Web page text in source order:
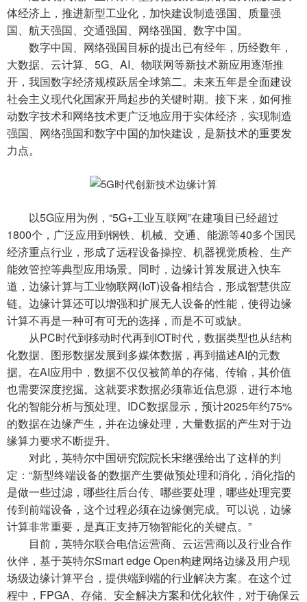
体经济上，推进新型工业化，加快建设制造强国、质量强
国、航天强国、交通强国、网络强国、数字中国。
数字中国、网络强国目标的提出已有经年，历经数年，
大数据、云计算、5G、AI、物联网等新技术新应用逐渐推
开，我国数字经济规模跃居全球第二。未来五年是全面建设
社会主义现代化国家开局起步的关键时期。接下来，如何推
动数字技术和网络技术更广泛地应用于实体经济，实现制造
强国、网络强国和数字中国的加快建设，是新技术的重要发
力点。
以5G应用为例，“5G+工业互联网”在建项目已经超过
1800个，广泛应用到钢铁、机械、交通、能源等40多个国民
经济重点行业，形成了远程设备操控、机器视觉质检、生产
能效管控等典型应用场景。同时，边缘计算发展进入快车
道，边缘计算与工业物联网(IoT)设备相结合，形成智慧供应
链。边缘计算还可以增强和扩展无人设备的性能，使得边缘
计算不再是一种可有可无的选择，而是不可或缺。
从PC时代到移动时代再到IOT时代，数据类型也从结构
化数据、图形数据发展到多媒体数据，再到描述AI的元数
据。在AI应用中，数据不仅仅被简单的存储、传输，其价值
也需要深度挖掘。这就要求数据必须靠近信息源，进行本地
化的智能分析与预处理。IDC数据显示，预计2025年约75%
的数据在边缘产生，并在边缘处理，大量数据的产生对于边
缘算力要求不断提升。
对此，英特尔中国研究院院长宋继强给出了这样的判
定：“新型终端设备的数据产生要做预处理和消化，消化指的
是做一些过滤，哪些往后台传、哪些要处理，哪些处理完要
传到前端设备，这个过程必须在边缘侧完成。可以说，边缘
计算非常重要，是真正支持万物智能化的关键点。”
目前，英特尔联合电信运营商、云运营商以及行业合作
伙伴，基于英特尔Smart edge Open构建网络边缘及用户现
场级边缘计算平台，提供端到端的行业解决方案。在这个过
程中，FPGA、存储、安全解决方案和优化软件，对于确保云